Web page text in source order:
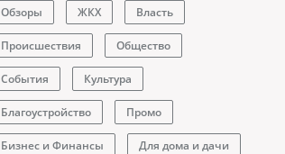
Обзоры ЖКХ Власть
Происшествия Общество
События Культура
Благоустройство Промо
Бизнес и Финансы Для дома и дачи